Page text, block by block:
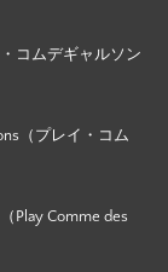
コムデギャルソン
（プレイ・コム
Play Comme des